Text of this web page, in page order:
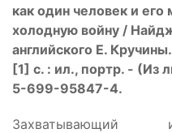
как один человек и его
холодную войну /
английского Е.
[1] с. : ил., портр. - (Из
5-699-95847-4.
Захватывающий